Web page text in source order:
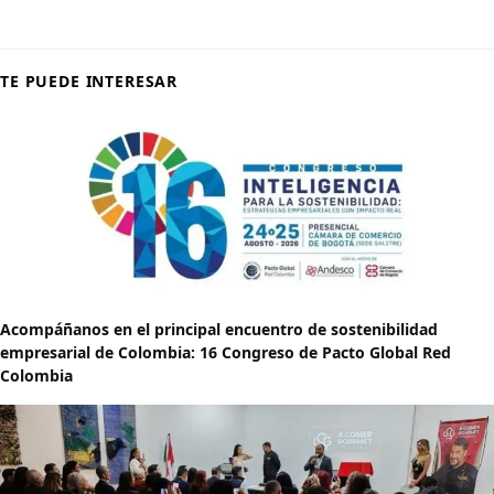
TE PUEDE INTERESAR
Acompáñanos en el principal encuentro de sostenibilidad
empresarial de Colombia: 16 Congreso de Pacto Global Red
Colombia